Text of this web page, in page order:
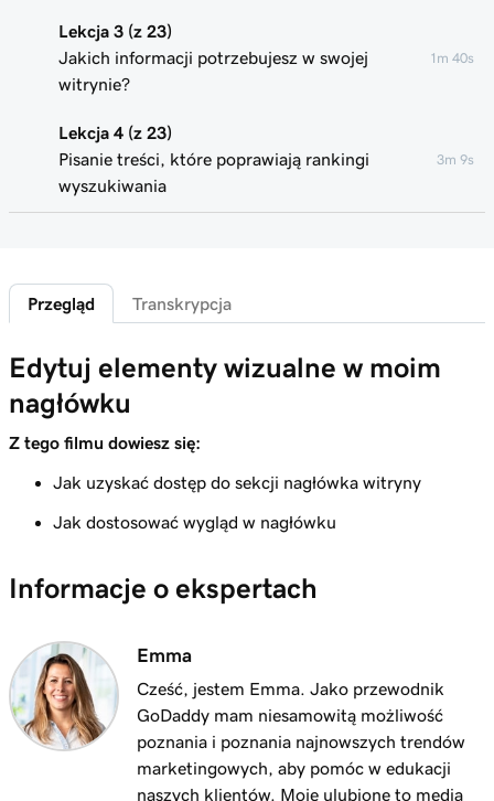
Lekcja 3 (z 23)
Jakich informacji potrzebujesz w swojej
witrynie?
1m 40s
Lekcja 4 (z 23)
Pisanie treści, które poprawiają rankingi
wyszukiwania
3m 9s
Lekcja 6 (z 23)
1m 51s
Lekcja 7 (z 23)
Dodaj sekcję do moich witryn internetowych
+ marketingowych
Lekcja 8 (z 23)
Edytuj zawartość w sekcji lub grupie sekcji
Edytuj elementy wizualne w moim nagłówku
Edytuj tekst w nagłówku Strony Internetowe
+ Marketing
Lekcja 11 (z 23)
Dodaj baner promocyjny do mojej witryny
2m 18s
Przegląd Transkrypcja
Edytuj elementy wizualne w moim
nagłówku
Z tego filmu dowiesz się:
Jak uzyskać dostęp do sekcji nagłówka witryny
Jak dostosować wygląd w nagłówku
Informacje o ekspertach
Emma
Cześć, jestem Emma. Jako przewodnik
GoDaddy mam niesamowitą możliwość
poznania i poznania najnowszych trendów
marketingowych, aby pomóc w edukacji
naszych klientów. Moje ulubione to media